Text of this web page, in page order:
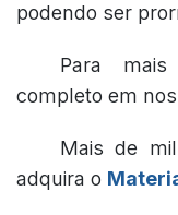
podendo ser
Para
completo em
Mais de
adquira o